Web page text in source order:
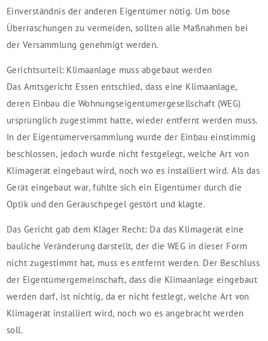
Einverständnis der anderen Eigentümer nötig. Um böse
Überraschungen zu vermeiden, sollten alle Maßnahmen bei
der Versammlung genehmigt werden.
Gerichtsurteil: Klimaanlage muss abgebaut werden
Das Amtsgericht Essen entschied, dass eine Klimaanlage,
deren Einbau die Wohnungseigentümergesellschaft (WEG)
ursprünglich zugestimmt hatte, wieder entfernt werden muss.
In der Eigentümerversammlung wurde der Einbau einstimmig
beschlossen, jedoch wurde nicht festgelegt, welche Art von
Klimagerät eingebaut wird, noch wo es installiert wird. Als das
Gerät eingebaut war, fühlte sich ein Eigentümer durch die
Optik und den Geräuschpegel gestört und klagte.
Das Gericht gab dem Kläger Recht: Da das Klimagerät eine
bauliche Veränderung darstellt, der die WEG in dieser Form
nicht zugestimmt hat, muss es entfernt werden. Der Beschluss
der Eigentümergemeinschaft, dass die Klimaanlage eingebaut
werden darf, ist nichtig, da er nicht festlegt, welche Art von
Klimagerät installiert wird, noch wo es angebracht werden
soll.